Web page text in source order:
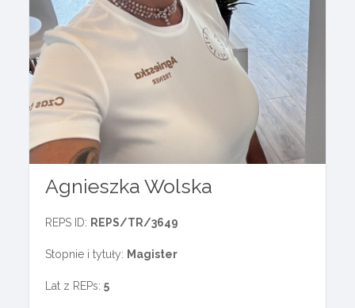
Agnieszka Wolska
REPS ID: REPS/TR/3649
Stopnie i tytuły: Magister
Lat z REPs:5